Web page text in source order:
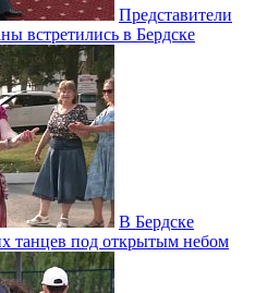
Представители
встретились в Бердске
В Бердске
танцев под открытым небом